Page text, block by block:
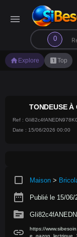
menu
0
search
home Explore looks_oneTop
TONDEUSE À
Ref :
Date : 15/06/2026 00:00
crop_square Maison >
date_range Publié le 15/06/
source
link
https://